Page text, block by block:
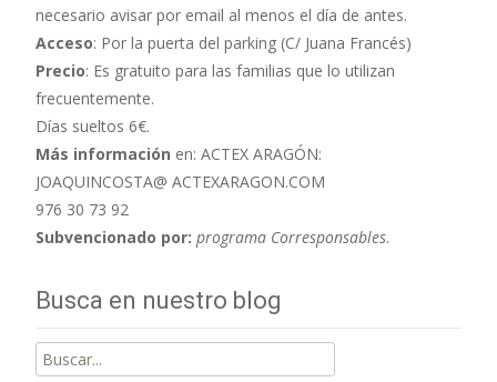
necesario avisar por email al menos el día de antes.
Acceso: Por la puerta del parking (C/ Juana Francés)
Precio: Es gratuito para las familias que lo utilizan
frecuentemente.
Días sueltos 6€.
Más información en: ACTEX ARAGÓN:
JOAQUINCOSTA@ ACTEXARAGON.COM
976 30 73 92
Subvencionado por: programa Corresponsables.
Busca en nuestro blog
Buscar